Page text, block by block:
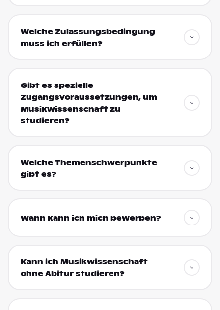
Welche Zulassungsbedingung
muss ich erfüllen?
Gibt es spezielle
Zugangsvoraussetzungen, um
Musikwissenschaft zu
studieren?
Welche Themenschwerpunkte
gibt es?
Wann kann ich mich bewerben?
Kann ich Musikwissenschaft
ohne Abitur studieren?